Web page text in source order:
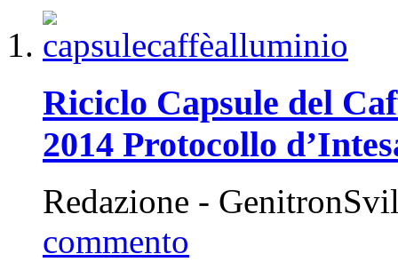
Riciclo Capsule del
2014 Protocollo
Redazione -
commento